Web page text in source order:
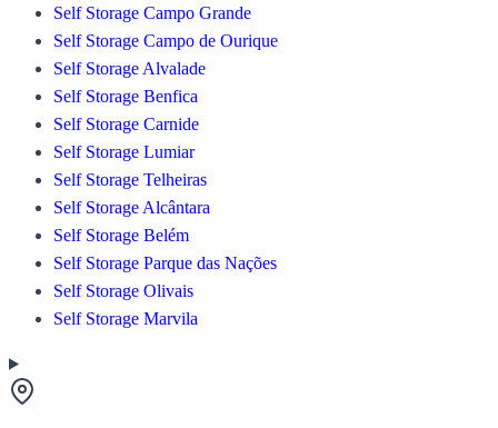
Self Storage Campo Grande
Self Storage Campo de Ourique
Self Storage Alvalade
Self Storage Benfica
Self Storage Carnide
Self Storage Lumiar
Self Storage Telheiras
Self Storage Alcântara
Self Storage Belém
Self Storage Parque das Nações
Self Storage Olivais
Self Storage Marvila